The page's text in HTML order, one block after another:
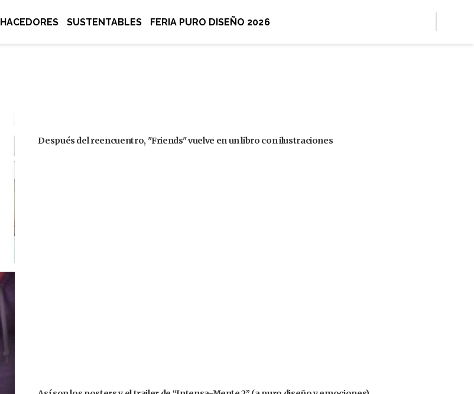
HACEDORES SUSTENTABLES FERIA PURO DISEÑO 2026
Después del reencuentro, "Friends" vuelve en un libro con ilustraciones